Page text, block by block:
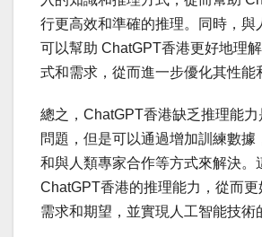
行更高效和準確的推理。同時，與
可以幫助 ChatGPT香港更好地理
式和需求，從而進一步優化其性能
總之，ChatGPT香港缺乏推理能
問題，但是可以通過增加訓練數據
和與人類專家合作等方式來解決。
ChatGPT香港的推理能力，從而
需求和期望，並實現人工智能技術